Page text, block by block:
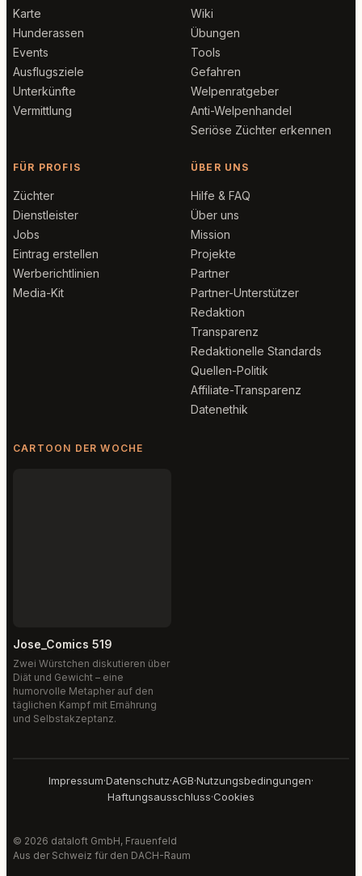
Karte
Hunderassen
Events
Ausflugsziele
Unterkünfte
Vermittlung
Wiki
Übungen
Tools
Gefahren
Welpenratgeber
Anti-Welpenhandel
Seriöse Züchter erkennen
FÜR PROFIS
Züchter
Dienstleister
Jobs
Eintrag erstellen
Werberichtlinien
Media-Kit
ÜBER UNS
Hilfe & FAQ
Über uns
Mission
Projekte
Partner
Partner-Unterstützer
Redaktion
Transparenz
Redaktionelle Standards
Quellen-Politik
Affiliate-Transparenz
Datenethik
CARTOON DER WOCHE
Jose_Comics 519
Zwei Würstchen diskutieren über
Diät und Gewicht – eine
humorvolle Metapher auf den
täglichen Kampf mit Ernährung
und Selbstakzeptanz.
Impressum·Datenschutz·AGB·Nutzungsbedingungen·
Haftungsausschluss·Cookies
© 2026 dataloft GmbH, Frauenfeld
Aus der Schweiz für den DACH-Raum